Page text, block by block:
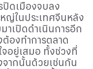
ปิดเมืองจบลง
ญ่ในประเทศจีนหลัง
าเปิดดำเนินการอีก
องทำการตลาด
อยู่เสมอ ทั้งช่วงที่
จากนั้นด้วยเช่นกัน